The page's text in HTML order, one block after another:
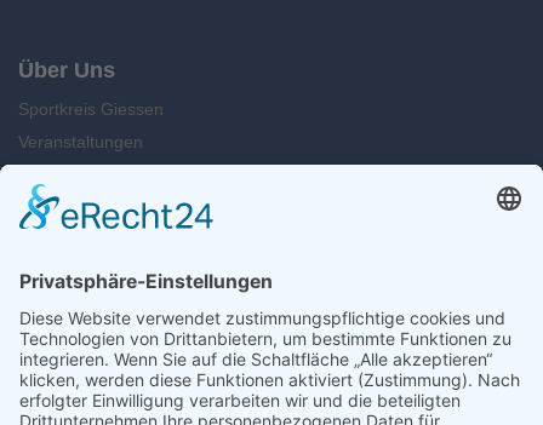
Über Uns
Sportkreis Giessen
Veranstaltungen
Kontakt
Öffnungszeiten
Montag u. Dienstag: 09.00 - 13.00 Uhr
Mittwoch: 14.00 - 16.30 Uhr
Freitag: 12.00 - 15.00 Uhr